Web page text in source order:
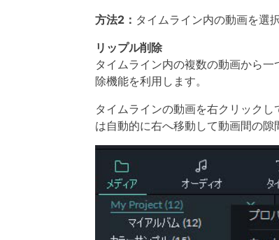
方法2： タイムライン内の動画を選
リップル削除
タイムライン内の複数の動画から
除機能を利用します。
タイムラインの動画を右クリック
は自動的に右へ移動して動画間の隙